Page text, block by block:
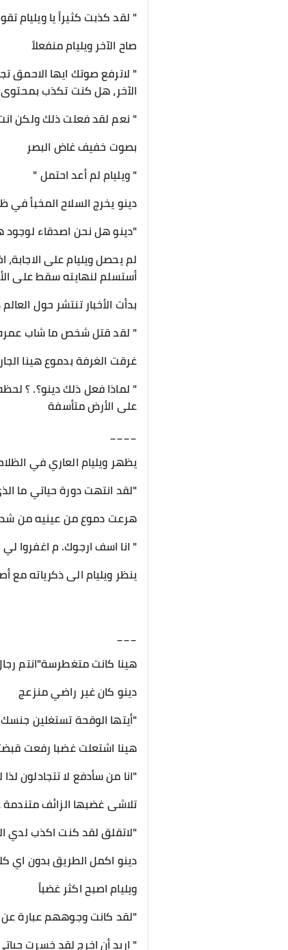
" لقد كذبت كثيراً يا ويليام
صاح الآخر ويليام منفعلاً
" لاترفع صوتك ايها الاحمق
الآخر، هل كنت تكذب بمحتوى
" نعم لقد فعلت ذلك ولكن
بصوت خفيف غاض البصر
" ويليام لم أعد احتمل "
دينو يخرج السلاح المخبأ
"دينو هل نحن اصدقاء لوجود
لم يحصل ويليام على
أستسلم لنهايته سقط على
بدأت الأخبار تنتشر حول
" لقد قتل شخص ما شاب عمره 18 وتم إلقاء القبض على
غرقت الغرفة بدموع هينا
" لماذا فعل ذلك دينو؟. ؟
على الأرض متأسفة
____
يظهر ويليام العاري في
"لقد انتهت دورة حياتي ما
هرعت دموع من عينيه من
" انا اسف ارجوك. م اغفروا
ينظر ويليام الى ذكرياته مع
___
هينا كانت متغطرسة"انتم
دينو كان غير راضي منزعج
"أيتها الوقحة تستغلين
هينا اشتعلت غضبا رفعت
"انا من سأدفع لا تتجادلون
تلاشى غضبها الزائف
"لاتقلق لقد كنت اكذب لدي
دينو اكمل الطريق بدون اي
ويليام اصبح اكثر غضباً
"لقد كانت وجوههم عبارة عن
" اريد أن اخرج لقد خسرت